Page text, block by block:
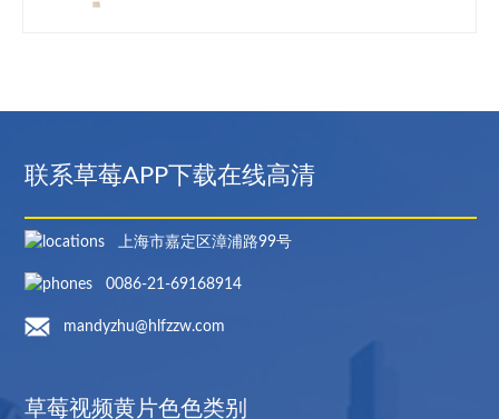
联系草莓APP下载在线高清
上海市嘉定区漳浦路99号
0086-21-69168914
mandyzhu@hlfzzw.com
草莓视频黄片色色类别